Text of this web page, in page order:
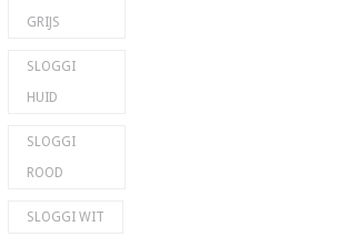
GRIJS
SLOGGI
HUID
SLOGGI
ROOD
SLOGGI WIT